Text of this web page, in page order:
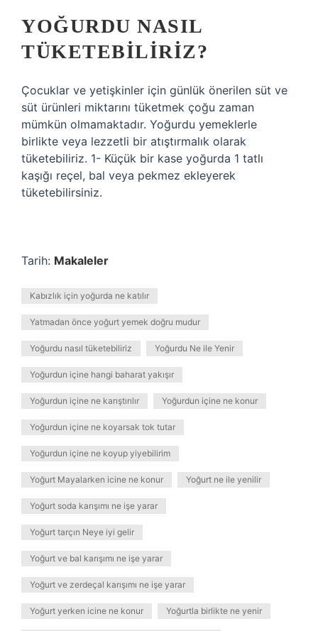
YOĞURDU NASIL
TÜKETEBILIRIZ?
Çocuklar ve yetişkinler için günlük önerilen süt ve
süt ürünleri miktarını tüketmek çoğu zaman
mümkün olmamaktadır. Yoğurdu yemeklerle
birlikte veya lezzetli bir atıştırmalık olarak
tüketebiliriz. 1- Küçük bir kase yoğurda 1 tatlı
kaşığı reçel, bal veya pekmez ekleyerek
tüketebilirsiniz.
Tarih: Makaleler
Kabızlık için yoğurda ne katılır
Yatmadan önce yoğurt yemek doğru mudur
Yoğurdu nasıl tüketebiliriz Yoğurdu Ne ile Yenir
Yoğurdun içine hangi baharat yakışır
Yoğurdun içine ne karıştırılır Yoğurdun içine ne konur
Yoğurdun içine ne koyarsak tok tutar
Yoğurdun içine ne koyup yiyebilirim
Yoğurt Mayalarken icine ne konur Yoğurt ne ile yenilir
Yoğurt soda karışımı ne işe yarar
Yoğurt tarçın Neye iyi gelir
Yoğurt ve bal karışımı ne işe yarar
Yoğurt ve zerdeçal karışımı ne işe yarar
Yoğurt yerken icine ne konur Yoğurtla birlikte ne yenir